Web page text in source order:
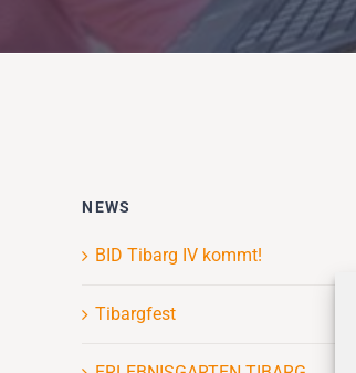
NEWS
BID Tibarg IV kommt!
Tibargfest